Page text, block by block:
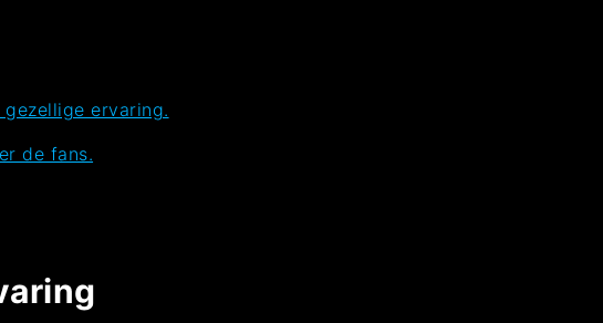
ervaring.
de fans.